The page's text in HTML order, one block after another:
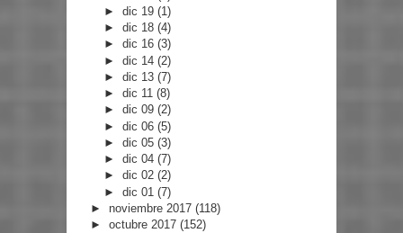
►dic 19(1)
►dic 18(4)
►dic 16(3)
►dic 14(2)
►dic 13(7)
►dic 11(8)
►dic 09(2)
►dic 06(5)
►dic 05(3)
►dic 04(7)
►dic 02(2)
►dic 01(7)
► noviembre 2017 (118)
► octubre 2017 (152)